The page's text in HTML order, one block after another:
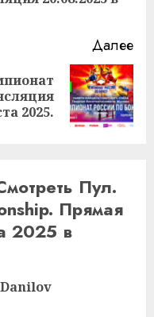
Далее
2025.
Пул.
Прямая
2025 в